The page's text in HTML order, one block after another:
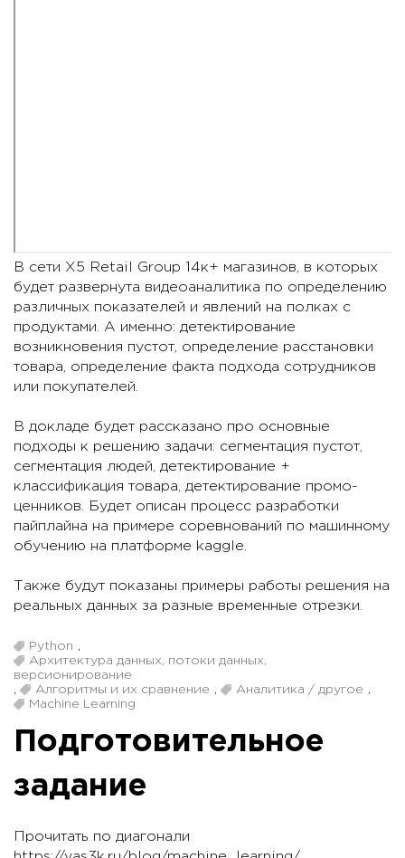
В сети X5 Retail Group 14к+ магазинов, в которых
будет развернута видеоаналитика по определению
различных показателей и явлений на полках с
продуктами. А именно: детектирование
возникновения пустот, определение расстановки
товара, определение факта подхода сотрудников
или покупателей.
В докладе будет рассказано про основные
подходы к решению задачи: сегментация пустот,
сегментация людей, детектирование +
классификация товара, детектирование промо-
ценников. Будет описан процесс разработки
пайплайна на примере соревнований по машинному
обучению на платформе kaggle.
Также будут показаны примеры работы решения на
реальных данных за разные временные отрезки.
Python ,
Архитектура данных, потоки данных,
версионирование
,
Алгоритмы и их сравнение , Аналитика / другое ,
Machine Learning
Подготовительное
задание
Прочитать по диагонали